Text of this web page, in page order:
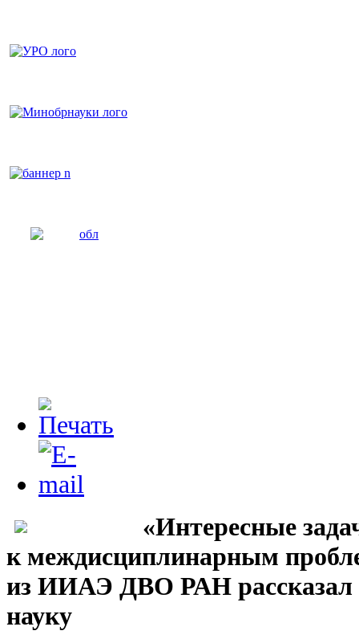
«Интересные
к междисциплинарным
из ИИАЭ ДВО РАН рассказал
науку